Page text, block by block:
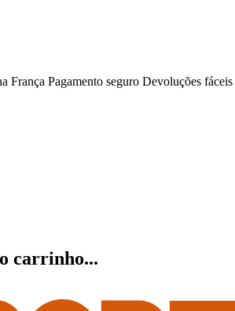
França Pagamento seguro Devoluções fáceis
carrinho...